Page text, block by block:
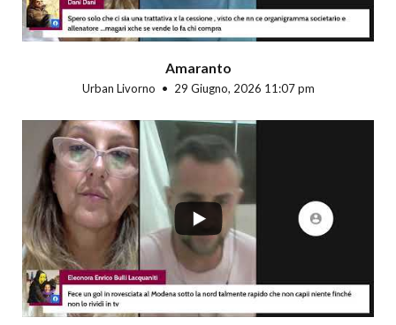
Amaranto
Urban Livorno 29 Giugno, 2026 11:07 pm